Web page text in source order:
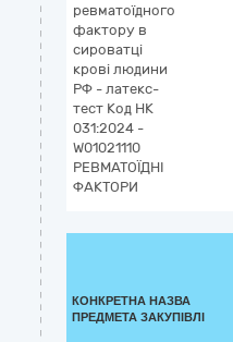
ревматоїдного
фактору в
сироватці
крові людини
РФ - латекс-
тест Код НК
031:2024 -
W01021110
РЕВМАТОЇДНІ
ФАКТОРИ
КОНКРЕТНА НАЗВА
ПРЕДМЕТА ЗАКУПІВЛІ